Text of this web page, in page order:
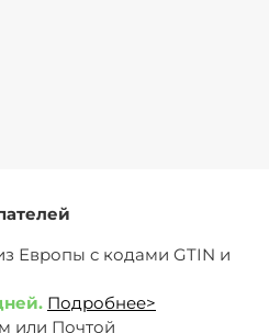
Европы c кодами GTIN и
Подробнее>
или Почтой